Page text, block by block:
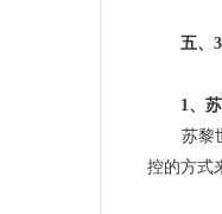
五、3d
1、苏
苏黎世
控的方式